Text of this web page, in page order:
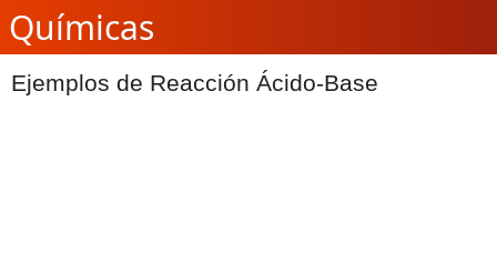
Químicas
Ejemplos de Reacción Ácido-Base